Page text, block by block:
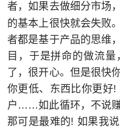
者，如果去做细分市场
的基本上很快就会失败
者都是基于产品的思维
目，于是拼命的做流
了，很开心。但是很快
你更低、东西比你更好
户……如此循环，不说
那可是最难的! 如果我